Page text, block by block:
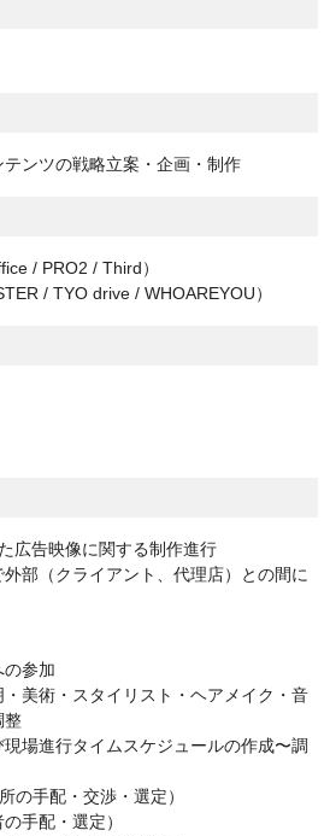
ンツの戦略立案・企画・制作
/ PRO2 / Third）
/ TYO drive / WHOAREYOU）
広告映像に関する制作進行
外部（クライアント、代理店）との間に
の参加
・美術・スタイリスト・ヘアメイク・音
整
現場進行タイムスケジュールの作成〜調
の手配・交渉・選定）
手配・選定）